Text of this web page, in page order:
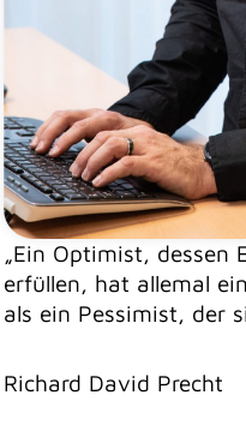
„Ein Optimist, dessen
erfüllen, hat allemal
als ein Pessimist, der
Richard David Precht